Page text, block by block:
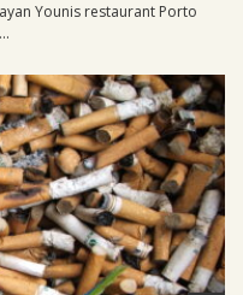
Younis restaurant Porto